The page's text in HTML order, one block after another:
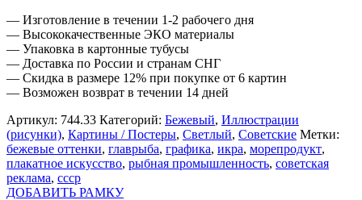
— Изготовление в течении 1-2 рабочего дня
— Высококачественные ЭКО материалы
— Упаковка в картонные тубусы
— Доставка по России и странам СНГ
— Скидка в размере 12% при покупке от 6 картин
— Возможен возврат в течении 14 дней
Артикул: 744.33 Категорий: Бежевый, Иллюстрации
(рисунки), Картины / Постеры, Светлый, Советские Метки:
бежевые оттенки, главрыба, графика, икра, морепродукт,
плакатное искусство, рыбная промышленность, советская
реклама, ссср
ДОБАВИТЬ РАМКУ